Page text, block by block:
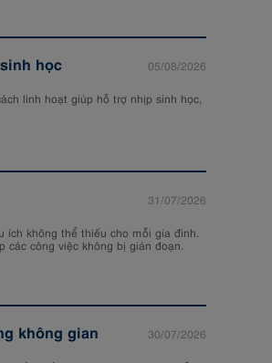
học 05/08/2026
linh hoạt giúp hỗ trợ nhịp sinh học,
31/07/2026
không thể thiếu cho mỗi gia đình.
công việc không bị gián đoạn.
không gian 30/07/2026